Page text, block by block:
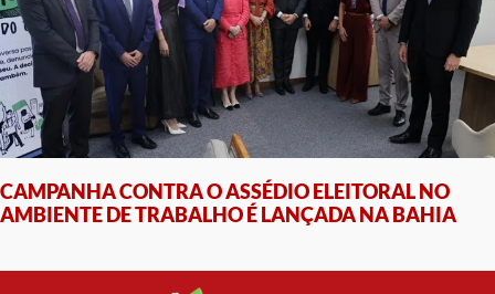
CAMPANHA CONTRA O ASSÉDIO ELEITORAL NO
AMBIENTE DE TRABALHO É LANÇADA NA BAHIA